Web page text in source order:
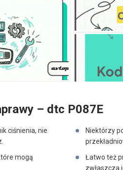
– dtc P087E
ciśnienia, nie
Niektórzy
mogą
Łatwo też
zwłaszcza